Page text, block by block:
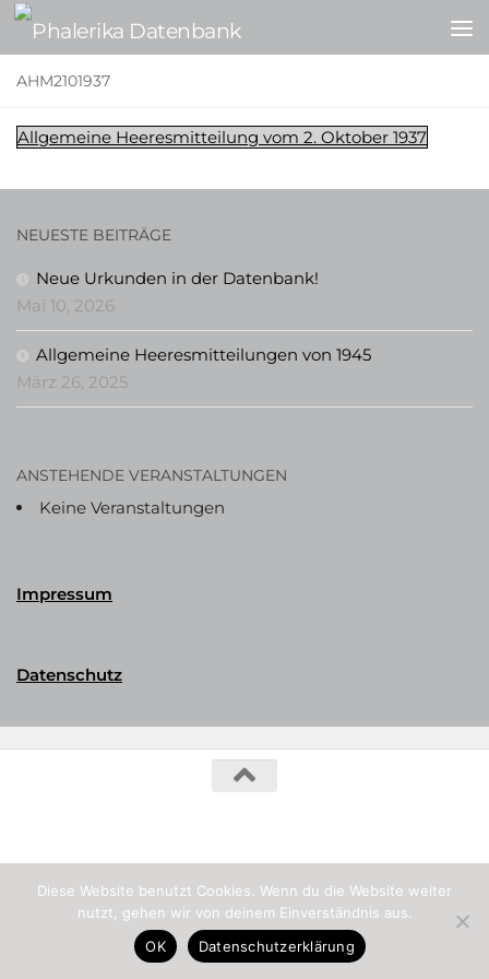
Zum Inhalt springen
AHM2101937
Allgemeine Heeresmitteilung vom 2. Oktober 1937
NEUESTE BEITRÄGE
Neue Urkunden in der Datenbank!
Mai 10, 2026
Allgemeine Heeresmitteilungen von 1945
März 26, 2025
ANSTEHENDE VERANSTALTUNGEN
Keine Veranstaltungen
Impressum
Datenschutz
Diese Website benutzt Cookies. Wenn du die Website weiter
nutzt, gehen wir von deinem Einverständnis aus.
OK
Datenschutzerklärung